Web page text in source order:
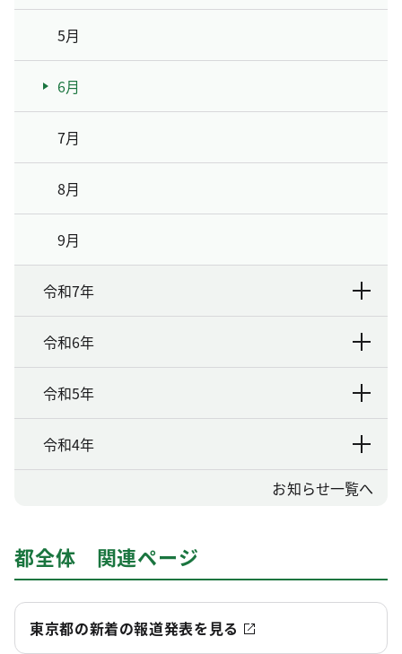
5月
6月
7月
8月
9月
令和7年
令和6年
令和5年
令和4年
お知らせ一覧へ
都全体 関連ページ
東京都の新着の報道発表を見る